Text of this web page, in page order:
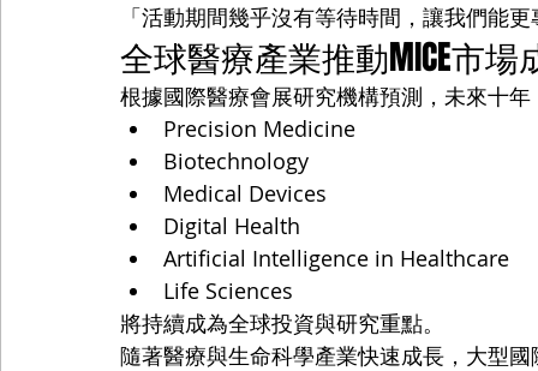
「活動期間幾乎沒有等待時間，讓我們能
全球醫療產業推動MICE市場
根據國際醫療會展研究機構預測，未來十年
Precision Medicine
Biotechnology
Medical Devices
Digital Health
Artificial Intelligence in Healthcare
Life Sciences
將持續成為全球投資與研究重點。
隨著醫療與生命科學產業快速成長，大型